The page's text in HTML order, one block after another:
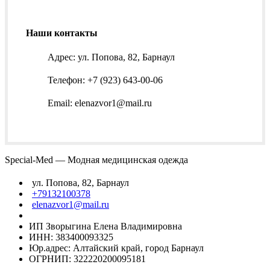
Наши контакты
Адрес: ул. Попова, 82, Барнаул
Телефон: +7 (923) 643-00-06
Email: elenazvor1@mail.ru
Special-Med — Модная медицинская одежда
ул. Попова, 82, Барнаул
+79132100378
elenazvor1@mail.ru
ИП Зворыгина Елена Владимировна
ИНН: 383400093325
Юр.адрес: Алтайский край, город Барнаул
ОГРНИП: 322220200095181